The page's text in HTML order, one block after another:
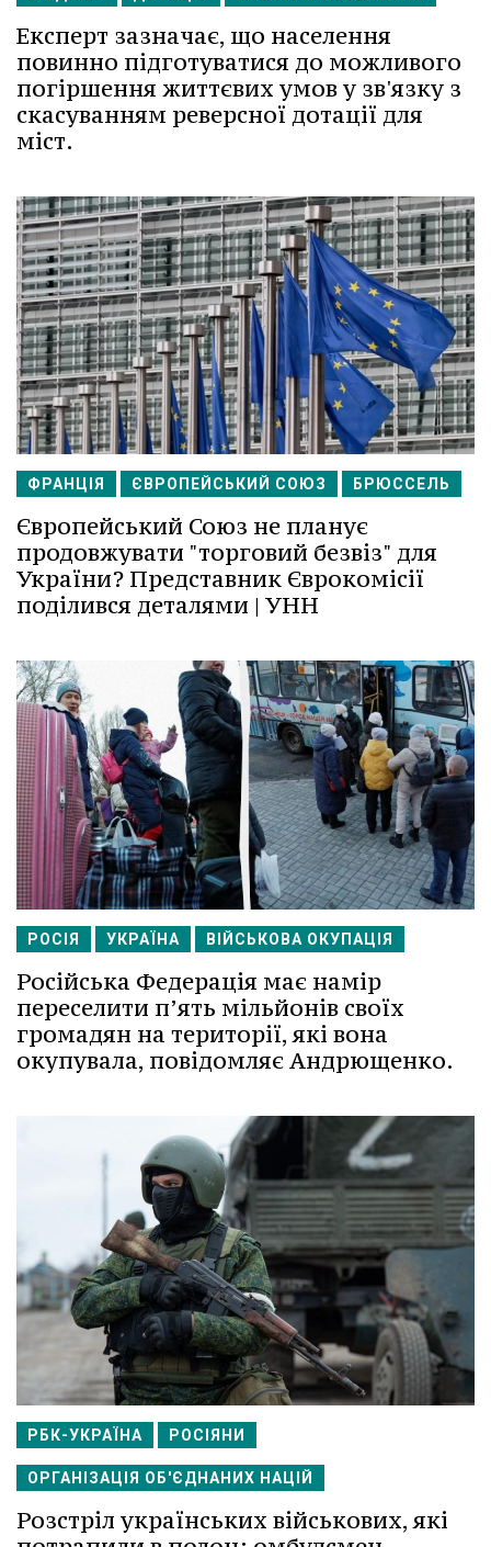
Експерт зазначає, що населення
повинно підготуватися до можливого
погіршення життєвих умов у зв'язку з
скасуванням реверсної дотації для
міст.
ФРАНЦІЯ ЄВРОПЕЙСЬКИЙ СОЮЗ БРЮССЕЛЬ
Європейський Союз не планує
продовжувати "торговий безвіз" для
України? Представник Єврокомісії
поділився деталями | УНН
РОСІЯ УКРАЇНА ВІЙСЬКОВА ОКУПАЦІЯ
Російська Федерація має намір
переселити п’ять мільйонів своїх
громадян на території, які вона
окупувала, повідомляє Андрющенко.
РБК-УКРАЇНА РОСІЯНИ
ОРГАНІЗАЦІЯ ОБ'ЄДНАНИХ НАЦІЙ
Розстріл українських військових, які